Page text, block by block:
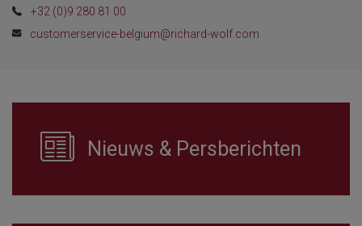
+32 (0)9 280 81 00
customerservice-belgium@richard-wolf.com
Nieuws & Persberichten